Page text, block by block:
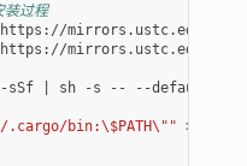
装过程
-sSf sh -s --
--default-
.cargo/bin:\$PATH\"" >>